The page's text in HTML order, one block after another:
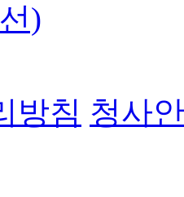
)
방침 청사